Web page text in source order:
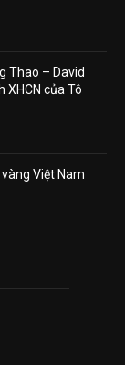
Thao – David
XHCN của Tô
Việt Nam